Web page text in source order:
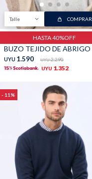
Talle COMPRAR
HASTA 40%OFF
UYU 1.590 UYU 2.290
UYU 1.352
11